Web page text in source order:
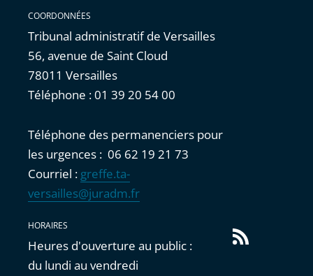
COORDONNÉES
Tribunal administratif de Versailles
56, avenue de Saint Cloud
78011 Versailles
Téléphone : 01 39 20 54 00
Téléphone des permanenciers pour
les urgences : 06 62 19 21 73
Courriel : greffe.ta-
versailles@juradm.fr
HORAIRES
Heures d'ouverture au public :
du lundi au vendredi
Flux
RSS